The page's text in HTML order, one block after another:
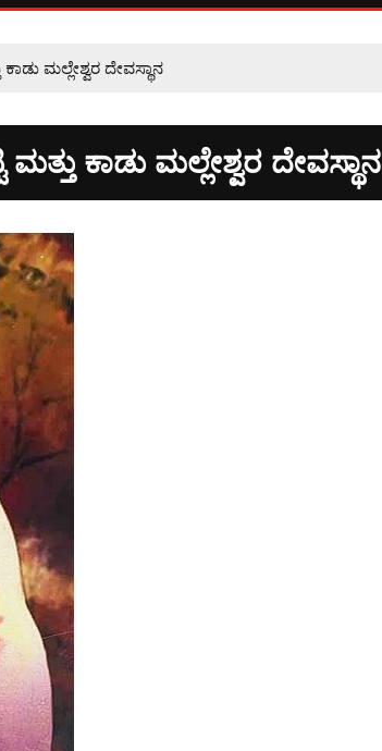
ಮಲ್ಲೇಶ್ವರ ದೇವಸ್ಥಾನ
ಕಾಡು ಮಲ್ಲೇಶ್ವರ ದೇವಸ್ಥಾನ